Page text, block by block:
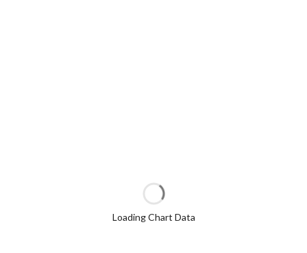
Loading Chart Data